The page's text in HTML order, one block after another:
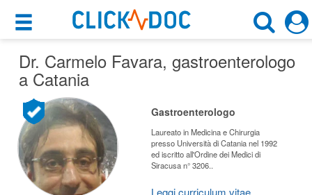
×
Motore di ricerca
×
Gastroenterologo
Catania (CT)
Cosa possiamo offrirti
Per i pazienti
Prenota una visita
Ricerca specialisti
Consulti online
Dr. Carmelo Favara, gastroenterologo
a Catania
Gastroenterologo
Laureato in Medicina e Chirurgia
presso Università di Catania nel 1992
ed iscritto all'Ordine dei Medici di
Siracusa n° 3206..
Leggi curriculum vitae